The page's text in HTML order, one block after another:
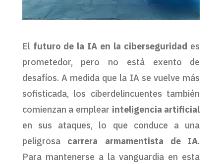
El futuro de la IA en la ciberseguridad es
prometedor, pero no está exento de
desafíos. A medida que la IA se vuelve más
sofisticada, los ciberdelincuentes también
comienzan a emplear inteligencia artificial
en sus ataques, lo que conduce a una
peligrosa carrera armamentista de IA.
Para mantenerse a la vanguardia en esta